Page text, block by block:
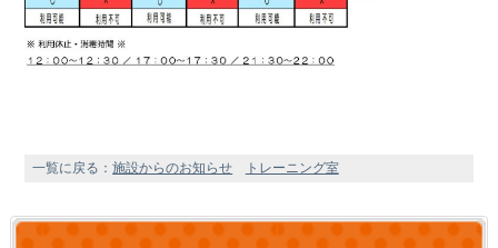
一覧に戻る：施設からのお知らせ トレーニング室